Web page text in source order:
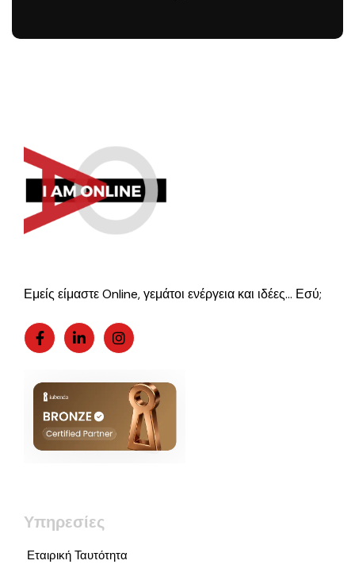
Εμείς είμαστε Online, γεμάτοι ενέργεια και ιδέες… Εσύ;
Υπηρεσίες
Εταιρική Ταυτότητα